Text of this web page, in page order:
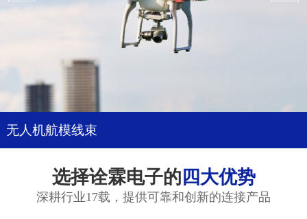
无人机航模线束
选择诠霖电子的 四大优势
深耕行业17载，提供可靠和创新的连接产品